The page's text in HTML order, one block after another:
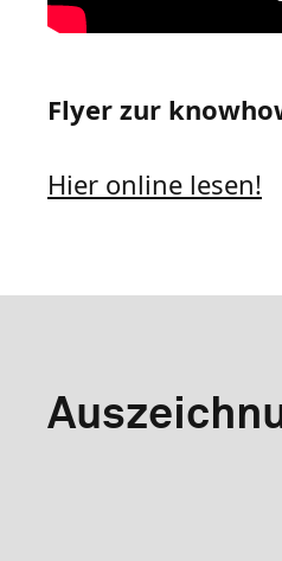
Flyer zur
Hier online lesen!